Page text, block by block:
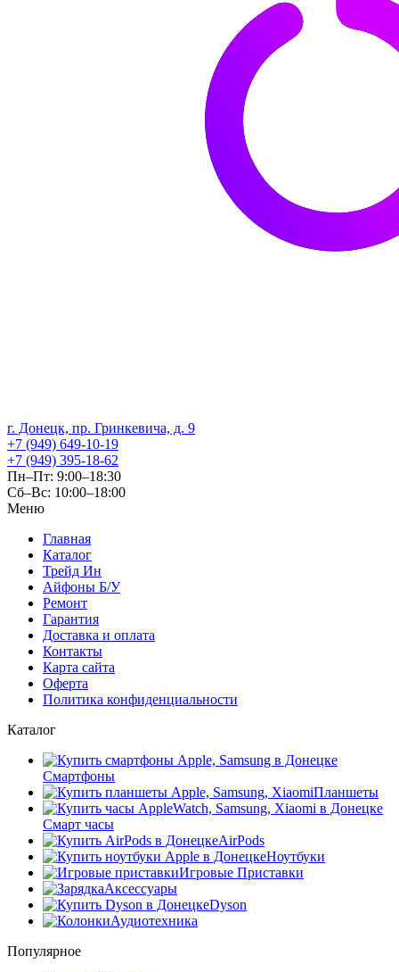
г. Донецк, пр. Гринкевича, д. 9
+7 (949) 649-10-19
+7 (949) 395-18-62
Пн–Пт: 9:00–18:30
Сб–Вс: 10:00–18:00
Меню
Главная
Каталог
Трейд Ин
Айфоны Б/У
Ремонт
Гарантия
Доставка и оплата
Контакты
Карта сайта
Оферта
Политика конфиденциальности
Каталог
Смартфоны
Планшеты
Смарт часы
AirPods
Ноутбуки
Игровые Приставки
Аксессуары
Dyson
Аудиотехника
Популярное